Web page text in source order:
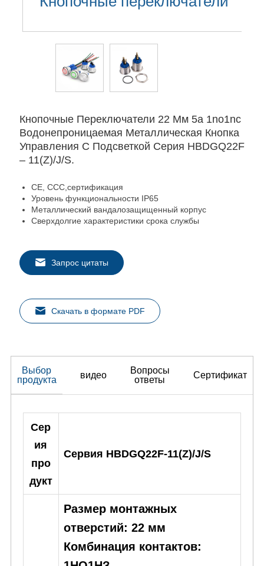
Кнопочные Переключатели 22 Мм 5a 1no1nc
Водонепроницаемая Металлическая Кнопка
Управления С Подсветкой Серия HBDGQ22F
– 11(Z)/J/S.
CE, CCC,сертификация
Уровень функциональности IP65
Металлический вандалозащищенный корпус
Сверхдолгие характеристики срока службы
Запрос цитаты
Скачать в формате PDF
Выбор
продукта
видео
Вопросы
ответы
Сертификат
Сер
ия
про
дукт
Сервия HBDGQ22F-11(Z)/J/S
Размер монтажных
отверстий: 22 мм
Комбинация контактов: